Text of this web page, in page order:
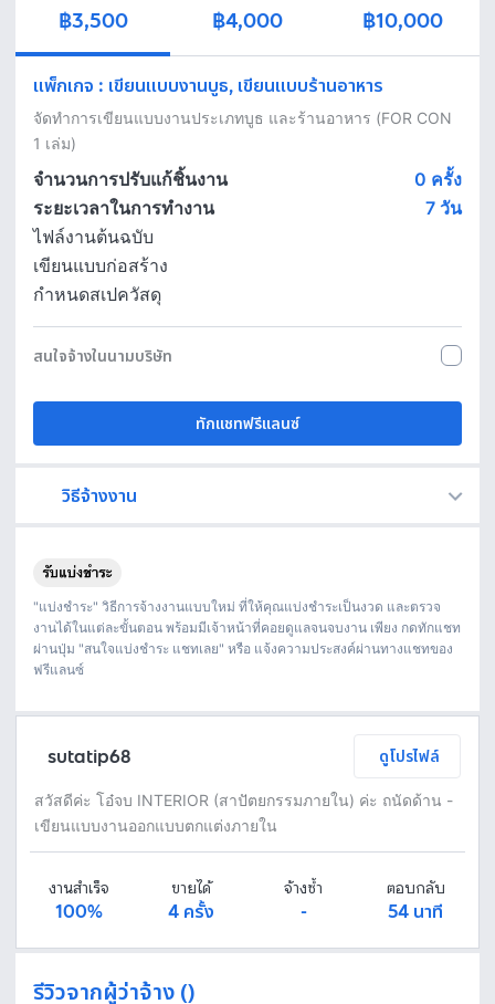
฿3,500 ฿4,000 ฿10,000
แพ็กเกจ : เขียนแบบงานบูธ, เขียนแบบร้านอาหาร
จัดทำการเขียนแบบงานประเภทบูธ และร้านอาหาร (FOR CON
1 เล่ม)
จำนวนการปรับแก้ชิ้นงาน
0 ครั้ง
ระยะเวลาในการทำงาน
7 วัน
ไฟล์งานต้นฉบับ
เขียนแบบก่อสร้าง
กำหนดสเปควัสดุ
สนใจจ้างในนามบริษัท
ทักแชทฟรีแลนซ์
วิธีจ้างงาน
"แบ่งชำระ" วิธีการจ้างงานแบบใหม่ ที่ให้คุณแบ่งชำระเป็นงวด และตรวจ
งานได้ในแต่ละขั้นตอน พร้อมมีเจ้าหน้าที่คอยดูแลจนจบงาน เพียง กดทักแชท
ผ่านปุ่ม "สนใจแบ่งชำระ แชทเลย" หรือ แจ้งความประสงค์ผ่านทางแชทของ
ฟรีแลนซ์
sutatip68 ดูโปรไฟล์
สวัสดีค่ะ โอ๋จบ INTERIOR (สาปัตยกรรมภายใน) ค่ะ ถนัดด้าน -
เขียนแบบงานออกแบบตกแต่งภายใน
งานสำเร็จ
100%
ขายได้
4 ครั้ง
จ้างซ้ำ
-
ตอบกลับ
54 นาที
รีวิวจากผู้ว่าจ้าง ()